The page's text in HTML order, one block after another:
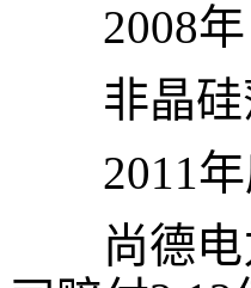
2008年
非晶硅
2011
尚德电力